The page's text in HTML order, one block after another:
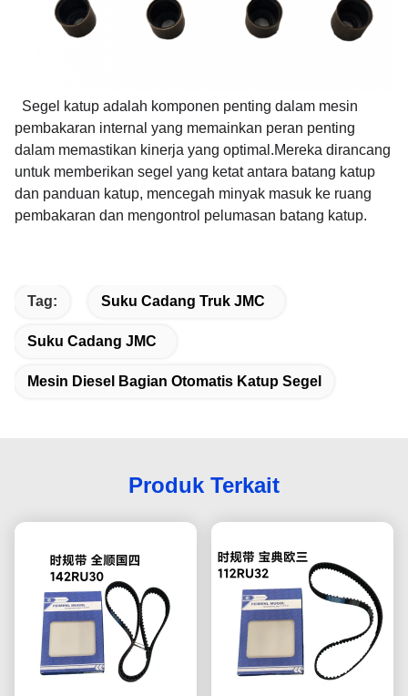
Segel katup adalah komponen penting dalam mesin
pembakaran internal yang memainkan peran penting
dalam memastikan kinerja yang optimal.Mereka dirancang
untuk memberikan segel yang ketat antara batang katup
dan panduan katup, mencegah minyak masuk ke ruang
pembakaran dan mengontrol pelumasan batang katup.
Tag: Suku Cadang Truk JMC
Suku Cadang JMC
Mesin Diesel Bagian Otomatis Katup Segel
Produk Terkait